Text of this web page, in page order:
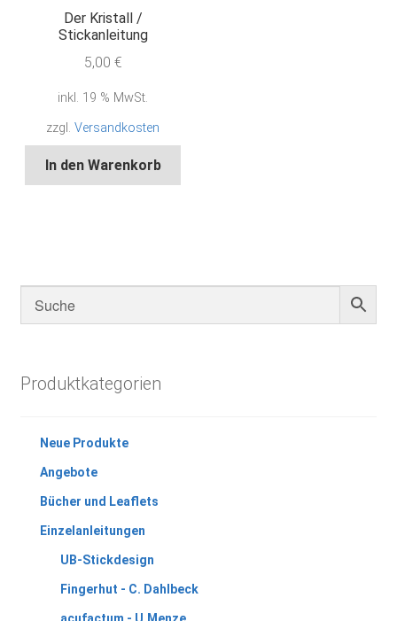
Der Kristall /
Stickanleitung
5,00 €
inkl. 19 % MwSt.
zzgl.Versandkosten
In den Warenkorb
Produktkategorien
Neue Produkte
Angebote
Bücher und Leaflets
Einzelanleitungen
UB-Stickdesign
Fingerhut - C. Dahlbeck
acufactum - U.Menze